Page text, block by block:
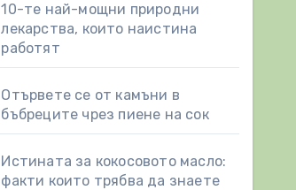
10-те най-мощни природни
лекарства, които наистина
работят
Отървете се от камъни в
бъбреците чрез пиене на сок
Истината за кокосовото масло:
факти които трябва да знаете